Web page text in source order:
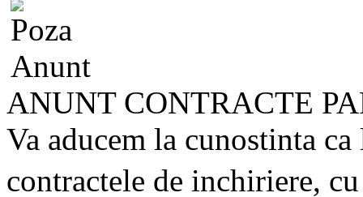
ANUNT CONTRACTE
Va aducem la cunostinta
contractele de inchiriere,